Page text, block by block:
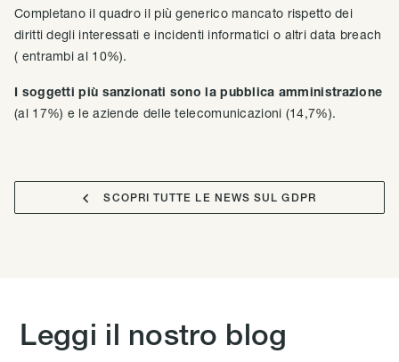
Completano il quadro il più generico mancato rispetto dei
diritti degli interessati e incidenti informatici o altri data breach
( entrambi al 10%).
I soggetti più sanzionati sono la pubblica amministrazione
(al 17%) e le aziende delle telecomunicazioni (14,7%).
 SCOPRI TUTTE LE NEWS SUL GDPR
Leggi il nostro blog